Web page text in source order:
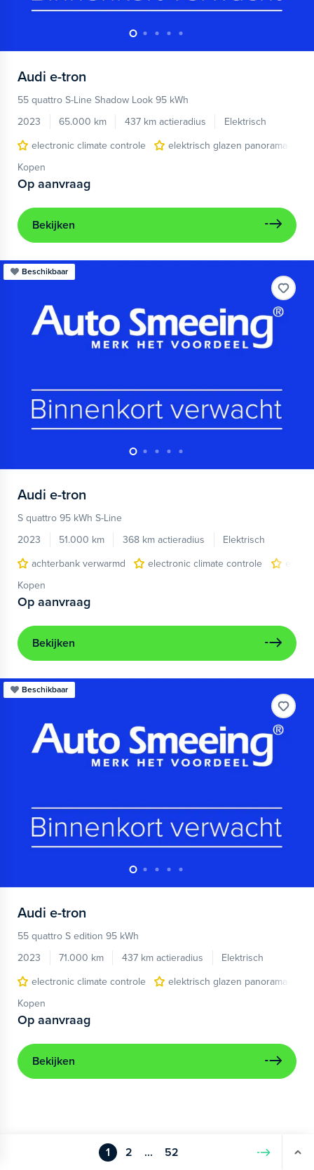
Audi e-tron
55 quattro S-Line Shadow Look 95 kWh
2023
65.000 km 437 km actieradius
Elektrisch
electronic climate controle
elektrisch glazen panorama-dak
Kopen
Op aanvraag
Bekijken
Beschikbaar
Audi e-tron
S quattro 95 kWh S-Line
2023
51.000 km 368 km actieradius
Elektrisch
achterbank verwarmd
electronic climate controle
Kopen
Op aanvraag
Bekijken
Beschikbaar
Audi e-tron
55 quattro S edition 95 kWh
2023
71.000 km 437 km actieradius
Elektrisch
electronic climate controle
elektrisch glazen panorama-dak
Kopen
Op aanvraag
Bekijken
1 2 ... 52 Volgende